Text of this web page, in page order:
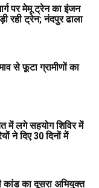
पर मेमू ट्रेन का इंजन
रही ट्रेन; नंदपुर ढाला
से फूटा ग्रामीणों का
में लगे सहयोग शिविर में
ने दिए 30 दिनों में
कांड का दूसरा अभियुक्त